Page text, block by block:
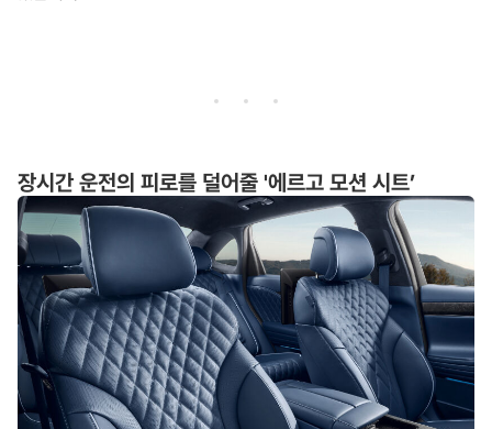
장시간 운전의 피로를 덜어줄 '에르고 모션 시트’